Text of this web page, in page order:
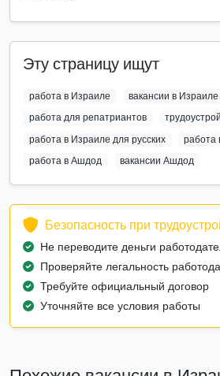
Эту страницу ищут
работа в Израиле
вакансии в Израиле
работа для репатриантов
работа в Израиле для русских
работа
работа в Ашдод
вакансии Ашдод
Безопасность при
Не переводите деньги
Проверяйте легальность
Требуйте официальный договор
Уточняйте все условия работы